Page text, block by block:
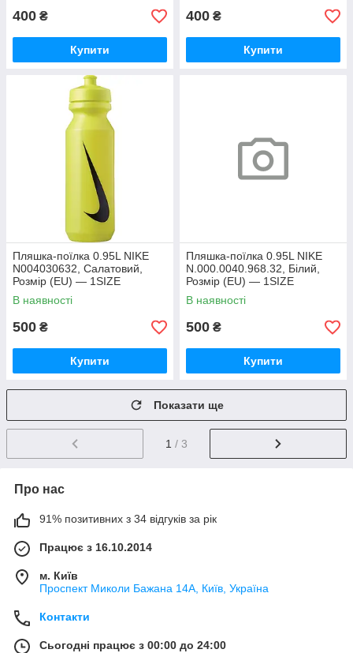
400 ₴
Купити
400 ₴
Купити
Пляшка-поїлка 0.95L NIKE
N004030632, Салатовий,
Розмір (EU) — 1SIZE
В наявності
500 ₴
Купити
Пляшка-поїлка 0.95L NIKE
N.000.0040.968.32, Білий,
Розмір (EU) — 1SIZE
В наявності
500 ₴
Купити
Показати ще
1 / 3
Про нас
91% позитивних з 34 відгуків за рік
Працює з 16.10.2014
м. Київ
Проспект Миколи Бажана 14А, Київ, Україна
Контакти
Сьогодні працює з 00:00 до 24:00